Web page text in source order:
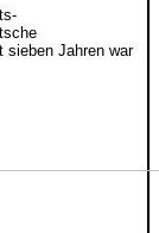
sieben Jahren war